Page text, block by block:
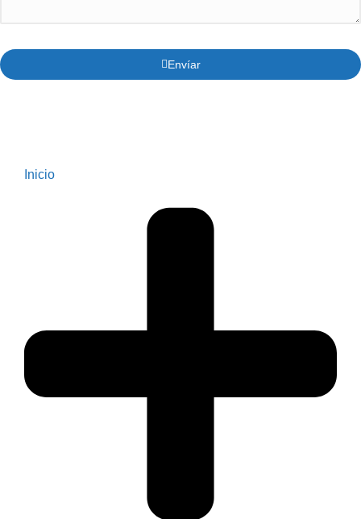
Envíar
Inicio